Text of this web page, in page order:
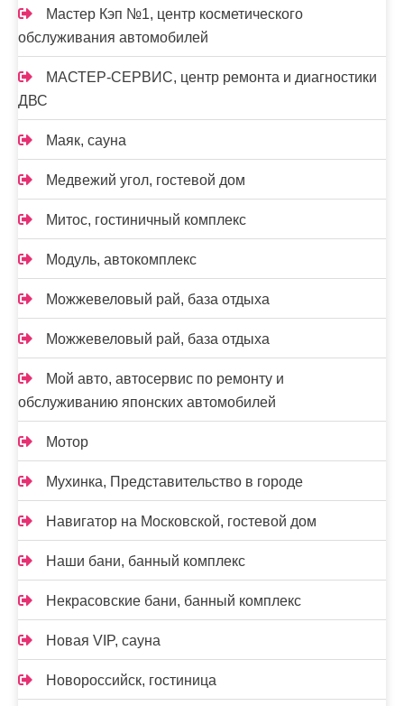
Мастер Кэп №1, центр косметического
обслуживания автомобилей
МАСТЕР-СЕРВИС, центр ремонта и диагностики
ДВС
Маяк, сауна
Медвежий угол, гостевой дом
Митос, гостиничный комплекс
Модуль, автокомплекс
Можжевеловый рай, база отдыха
Можжевеловый рай, база отдыха
Мой авто, автосервис по ремонту и
обслуживанию японских автомобилей
Мотор
Мухинка, Представительство в городе
Навигатор на Московской, гостевой дом
Наши бани, банный комплекс
Некрасовские бани, банный комплекс
Новая VIP, сауна
Новороссийск, гостиница